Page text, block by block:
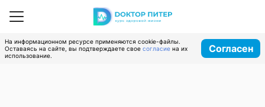
На информационном ресурсе применяются cookie-файлы.
Оставаясь на сайте, вы подтверждаете свое согласие на их
использование.
Согласен